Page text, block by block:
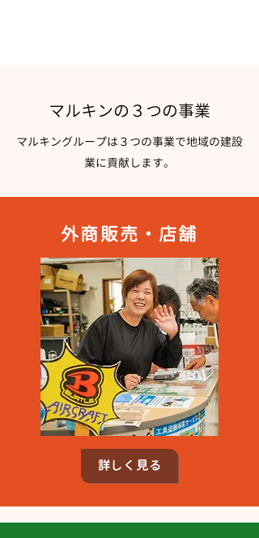
​マルキンの３つの事業
​マルキングループは３つの事業で地域の建設
業に貢献します。
外商​販売・店舗
詳しく見る